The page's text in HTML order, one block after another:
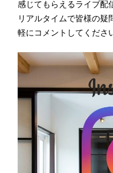
感じてもらえるライブ配
リアルタイムで皆様の疑
軽にコメントしてくださ